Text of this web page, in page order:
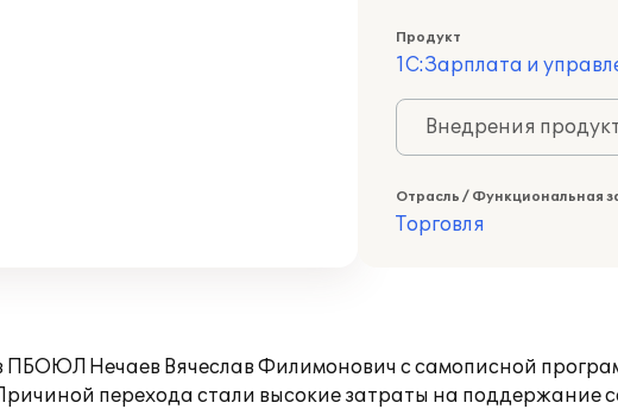
Продукт
1С:Зарплата и
Внедрения
Отрасль / Функциональная
Торговля
ПБОЮЛ Нечаев Вячеслав Филимонович с самописной
перехода стали высокие затраты на поддержание